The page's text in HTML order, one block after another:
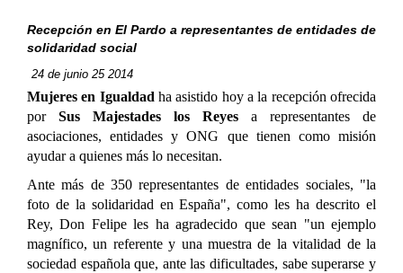
Recepción en El Pardo a representantes de entidades de
solidaridad social
24 de junio 25 2014
Mujeres en Igualdad ha asistido hoy a la recepción ofrecida
por Sus Majestades los Reyes a representantes de
asociaciones, entidades y ONG que tienen como misión
ayudar a quienes más lo necesitan.
Ante más de 350 representantes de entidades sociales, "la
foto de la solidaridad en España", como les ha descrito el
Rey, Don Felipe les ha agradecido que sean "un ejemplo
magnífico, un referente y una muestra de la vitalidad de la
sociedad española que, ante las dificultades, sabe superarse y